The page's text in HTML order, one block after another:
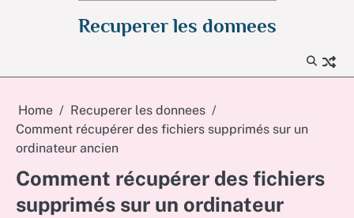
Recuperer les donnees
Home
Recuperer les donnees
Comment récupérer des fichiers supprimés sur un
ordinateur ancien
Comment récupérer des fichiers
supprimés sur un ordinateur